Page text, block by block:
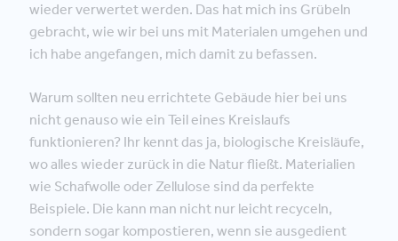
wieder verwertet werden. Das hat mich ins Grübeln
gebracht, wie wir bei uns mit Materialen umgehen und
ich habe angefangen, mich damit zu befassen.
Warum sollten neu errichtete Gebäude hier bei uns
nicht genauso wie ein Teil eines Kreislaufs
funktionieren? Ihr kennt das ja, biologische Kreisläufe,
wo alles wieder zurück in die Natur fließt. Materialien
wie Schafwolle oder Zellulose sind da perfekte
Beispiele. Die kann man nicht nur leicht recyceln,
sondern sogar kompostieren, wenn sie ausgedient